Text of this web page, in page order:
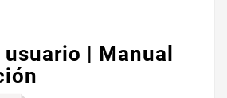
| Manual